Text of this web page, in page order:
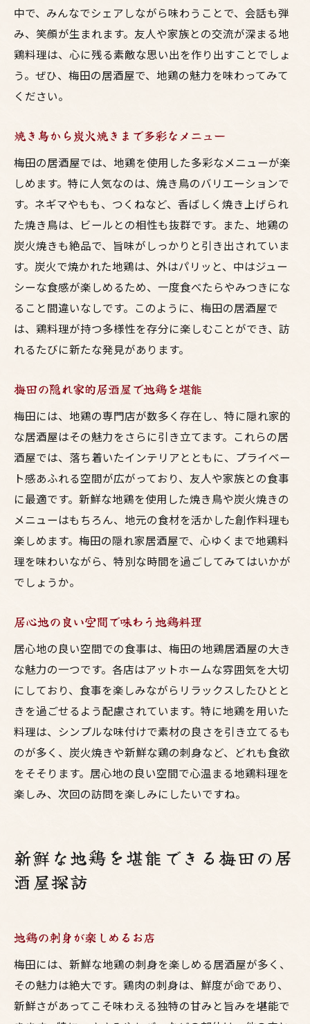
焼き鳥の名店で味わう地鶏の魅力
炭火焼きの香ばしさがたまらない地鶏料理
厳選された地元の鶏肉を使った絶品メニュ
ー
新鮮な地鶏を使った創作料理の数々
地鶏の鮮度を感じる人気の居酒屋
地元の食材を活かした絶品地鶏料理
家族や友人と楽しむ地鶏の魅力
焼き鳥から炭火焼きまで多彩なメニュー
梅田の隠れ家的居酒屋で地鶏を堪能
居心地の良い空間で味わう地鶏料理
梅田の居酒屋で新鮮な地鶏を味わおう
炭火焼きの香ばしさがたまらない地鶏料理
厳選された地元の鶏肉を使った絶品メニュ
ー
隠れ家的な居酒屋で地鶏の美味しさを体験
新鮮な地鶏を使った創作料理の数々
中で、みんなでシェアしながら味わうことで、会話も弾
み、笑顔が生まれます。友人や家族との交流が深まる地
鶏料理は、心に残る素敵な思い出を作り出すことでしょ
う。ぜひ、梅田の居酒屋で、地鶏の魅力を味わってみて
ください。
焼き鳥から炭火焼きまで多彩なメニュー
梅田の居酒屋では、地鶏を使用した多彩なメニューが楽
しめます。特に人気なのは、焼き鳥のバリエーションで
す。ネギマやもも、つくねなど、香ばしく焼き上げられ
た焼き鳥は、ビールとの相性も抜群です。また、地鶏の
炭火焼きも絶品で、旨味がしっかりと引き出されていま
す。炭火で焼かれた地鶏は、外はパリッと、中はジュー
シーな食感が楽しめるため、一度食べたらやみつきにな
ること間違いなしです。このように、梅田の居酒屋で
は、鶏料理が持つ多様性を存分に楽しむことができ、訪
れるたびに新たな発見があります。
梅田の隠れ家的居酒屋で地鶏を堪能
梅田には、地鶏の専門店が数多く存在し、特に隠れ家的
な居酒屋はその魅力をさらに引き立てます。これらの居
酒屋では、落ち着いたインテリアとともに、プライベー
ト感あふれる空間が広がっており、友人や家族との食事
に最適です。新鮮な地鶏を使用した焼き鳥や炭火焼きの
メニューはもちろん、地元の食材を活かした創作料理も
楽しめます。梅田の隠れ家居酒屋で、心ゆくまで地鶏料
理を味わいながら、特別な時間を過ごしてみてはいかが
でしょうか。
居心地の良い空間で味わう地鶏料理
居心地の良い空間での食事は、梅田の地鶏居酒屋の大き
な魅力の一つです。各店はアットホームな雰囲気を大切
にしており、食事を楽しみながらリラックスしたひとと
きを過ごせるよう配慮されています。特に地鶏を用いた
料理は、シンプルな味付けで素材の良さを引き立てるも
のが多く、炭火焼きや新鮮な鶏の刺身など、どれも食欲
をそそります。居心地の良い空間で心温まる地鶏料理を
楽しみ、次回の訪問を楽しみにしたいですね。
新鮮な地鶏を堪能できる梅田の居
酒屋探訪
地鶏の刺身が楽しめるお店
梅田には、新鮮な地鶏の刺身を楽しめる居酒屋が多く、
その魅力は絶大です。鶏肉の刺身は、鮮度が命であり、
新鮮さがあってこそ味わえる独特の甘みと旨みを堪能で